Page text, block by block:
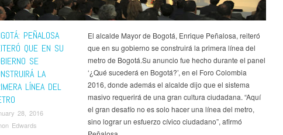
PEÑALOSA
QUE EN SU
SE
LA
LÍNEA DEL
28, 2016
Edwards
El alcalde Mayor de Bogotá, Enrique Peñalosa, reiteró
que en su gobierno se construirá la primera línea del
metro de Bogotá.Su anuncio fue hecho durante el panel
‘¿Qué sucederá en Bogotá?’, en el Foro Colombia
2016, donde además el alcalde dijo que el sistema
masivo requerirá de una gran cultura ciudadana. “Aquí
el gran desafío no es solo hacer una línea del metro,
sino lograr un esfuerzo cívico ciudadano”, afirmó